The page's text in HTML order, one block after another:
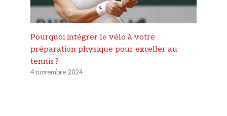
Pourquoi intégrer le vélo à votre
préparation physique pour exceller au
tennis ?
4 novembre 2024